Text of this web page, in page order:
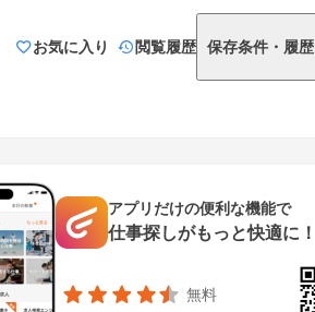
お気に入り 閲覧履歴 保存条件・履歴
アプリだけの便利な機能で
仕事探しがもっと快適に！
無料